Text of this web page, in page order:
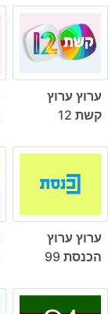
ערוץ ערוץ
קשת 12
ערוץ ערוץ
הכנסת 99